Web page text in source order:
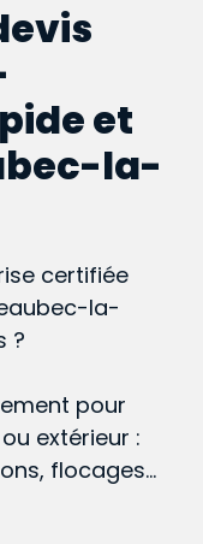
et
la-
certifiée
la-
?
pour
extérieur :
flocages…